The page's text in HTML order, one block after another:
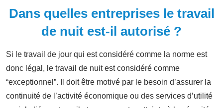
Dans quelles entreprises le travail
de nuit est-il autorisé ?
Si le travail de jour qui est considéré comme la norme est
donc légal, le travail de nuit est considéré comme
“exceptionnel”. Il doit être motivé par le besoin d’assurer la
continuité de l’activité économique ou des services d’utilité